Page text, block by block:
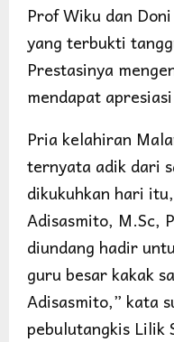
Prof Wiku dan
yang terbukti
Prestasinya
mendapat
Pria kelahiran
ternyata adik dari
dikukuhkan hari
Adisasmito, M.Sc,
diundang hadir
guru besar kakak
Adisasmito,” kata
pebulutangkis Lilik